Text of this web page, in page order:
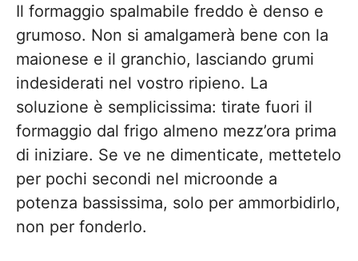
Il formaggio spalmabile freddo è denso e
grumoso. Non si amalgamerà bene con la
maionese e il granchio, lasciando grumi
indesiderati nel vostro ripieno. La
soluzione è semplicissima: tirate fuori il
formaggio dal frigo almeno mezz’ora prima
di iniziare. Se ve ne dimenticate, mettetelo
per pochi secondi nel microonde a
potenza bassissima, solo per ammorbidirlo,
non per fonderlo.